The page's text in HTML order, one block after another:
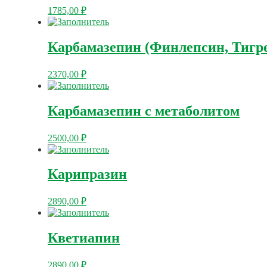
1785,00 ₽
Карбамазепин (Финлепсин,
2370,00 ₽
Карбамазепин с метаболитом
2500,00 ₽
Карипразин
2890,00 ₽
Кветиапин